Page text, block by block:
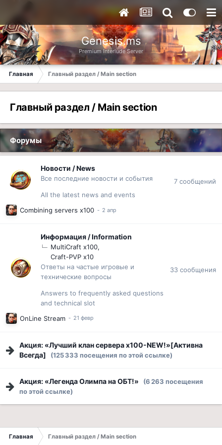
Genesis.ms
Premium Interlude Server
Главная Главный раздел / Main section
Главный раздел / Main section
Форумы
Новости / News
Все последние новости и события
All the latest news and events
7 сообщений
Combining servers x100
Информация / Information
MultiCraft x100
Craft-PVP x10
Ответы на частые игровые и
технические вопросы
Answers to frequently asked questions
and technical slot
33 сообщения
OnLine Stream
Акция: «Лучший клан сервера x100-NEW!»[Активна
Всегда]
(125 333 посещения по этой ссылке)
Акция: «Легенда Олимпа на ОБТ!»
(6 263 посещения
по этой ссылке)
Главная Главный раздел / Main section